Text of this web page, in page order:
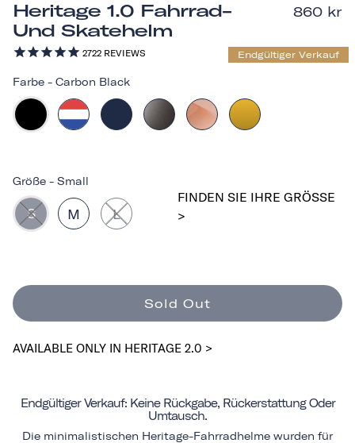
Heritage 1.0 Fahrrad-
Und Skatehelm
2722 REVIEWS
860 kr
Endgültiger Verkauf
Farbe - Carbon Black
Größe - Small
S M L
FINDEN SIE IHRE GRÖSSE >
Sold Out
AVAILABLE ONLY IN HERITAGE 2.0 >
Endgültiger Verkauf: Keine Rückgabe, Rückerstattung Oder
Umtausch.
Die minimalistischen Heritage-Fahrradhelme wurden für